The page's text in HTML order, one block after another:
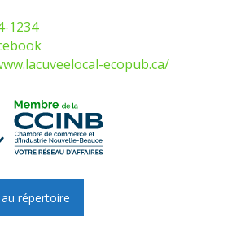
1234
ecopub.ca/
répertoire